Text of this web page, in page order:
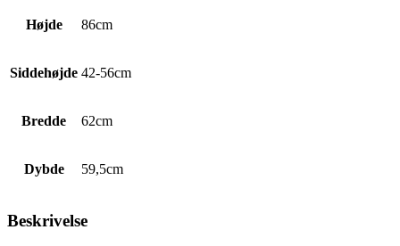
Højde 86cm
Siddehøjde 42-56cm
Bredde 62cm
Dybde 59,5cm
Beskrivelse